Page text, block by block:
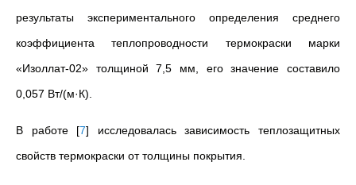
результаты экспериментального определения среднего
коэффициента теплопроводности термокраски марки
«Изоллат-02» толщиной 7,5
мм, его значение составило
0,057 Вт/(м·К).
В работе [7] исследовалась зависимость теплозащитных
свойств термокраски от толщины покрытия.